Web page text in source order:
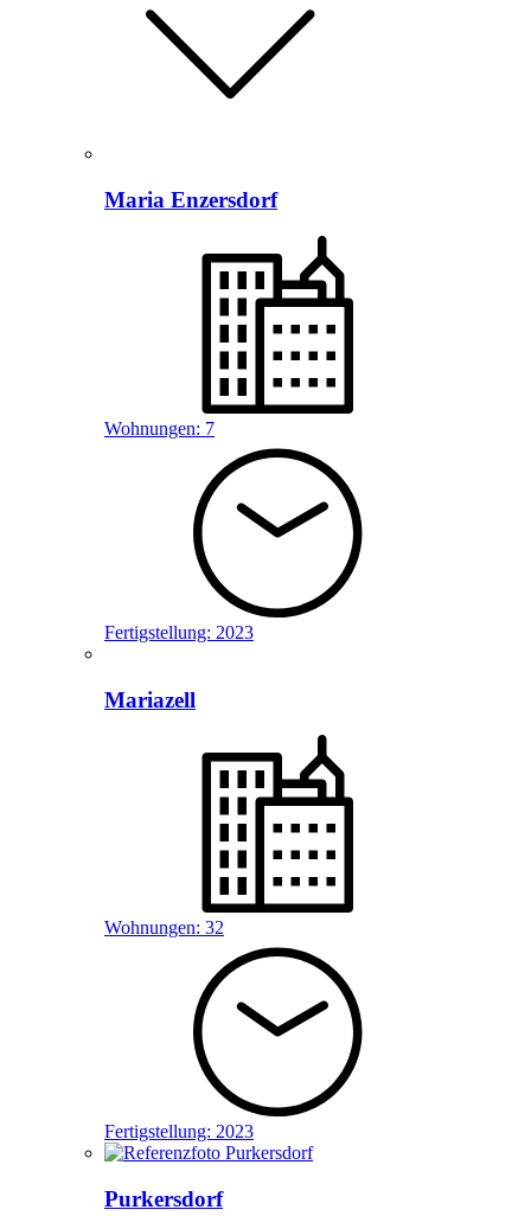
Maria Enzersdorf
Wohnungen: 7
Fertigstellung: 2023
Mariazell
Wohnungen: 32
Fertigstellung: 2023
Purkersdorf